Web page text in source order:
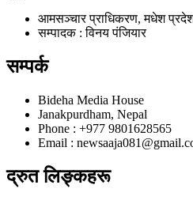
आमसञ्चार प्राधिकरण, मधेश
सम्पादक : विनय पंजियार
सम्पर्क
Bideha Media House
Janakpurdham, Nepal
Phone : +977 9801628565
Email :
द्रुत लिङ्कहरू